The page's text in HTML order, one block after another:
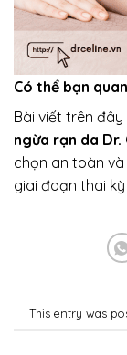
Có thể bạn
Bài viết trên
ngừa rạn da Dr.
chọn an toàn
giai đoạn thai
This entry was